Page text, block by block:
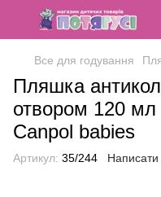
Все для годування
Пляшка
отвором 120 мл
Canpol babies
Артикул: 35/244 Написати